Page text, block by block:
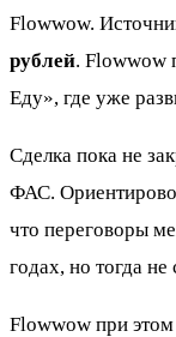
Flowwow.
рублей. Flowwow
Еду», где уже
Сделка пока не
ФАС.
что переговоры
годах, но тогда
Flowwow при